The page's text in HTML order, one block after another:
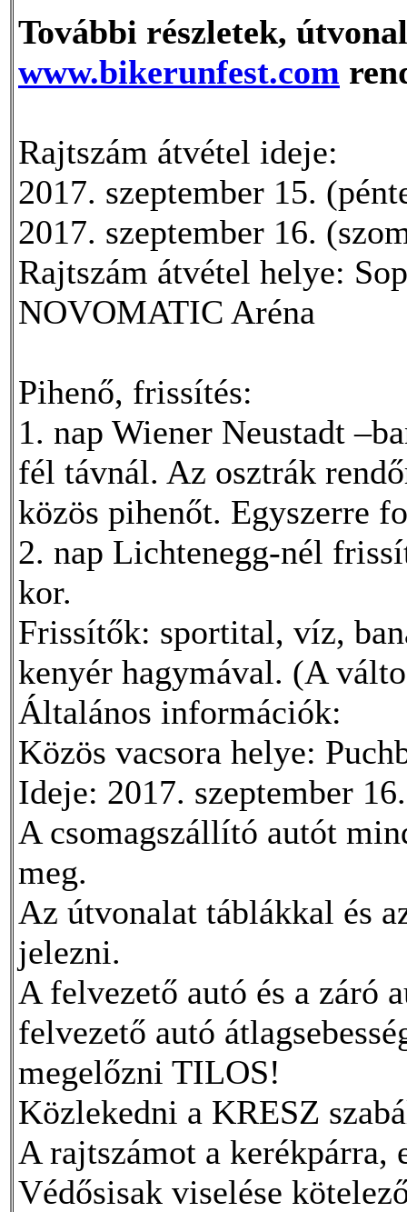
További részletek,
www.bikerunfest.com
Rajtszám átvétel ideje:
2017. szeptember 15.
2017. szeptember 16.
Rajtszám átvétel helye:
NOVOMATIC Aréna
Pihenő, frissítés:
1. nap Wiener Neustadt
fél távnál. Az osztrák
közös pihenőt. Egyszerre
2. nap Lichtenegg-nél
kor.
Frissítők: sportital, víz,
kenyér hagymával. (A
Általános információk:
Közös vacsora helye:
Ideje: 2017. szeptember
A csomagszállító autót
meg.
Az útvonalat táblákkal és
jelezni.
A felvezető autó és a záró
felvezető autó
megelőzni TILOS!
Közlekedni a KRESZ
A rajtszámot a
Védősisak viselése